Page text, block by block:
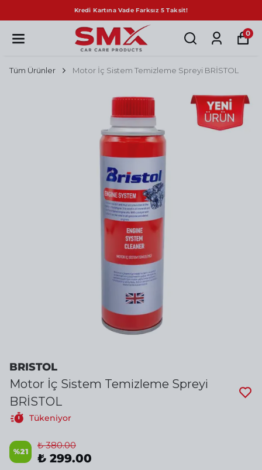
Kredi Kartına Vade Farksız 5 Taksit!
0
Tüm Ürünler Motor İç Sistem Temizleme Spreyi BRİSTOL
BRISTOL
Motor İç Sistem Temizleme Spreyi
BRİSTOL
Tükeniyor
%21
₺ 380.00
₺ 299.00